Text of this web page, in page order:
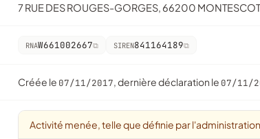
7 RUE DES ROUGES-GORGES, 66200 MONTESCOT
RNAW661002667 SIREN841164189
Créée le 07/11/2017, dernière déclaration le 07/11/
Activité menée, telle que définie par l'administration